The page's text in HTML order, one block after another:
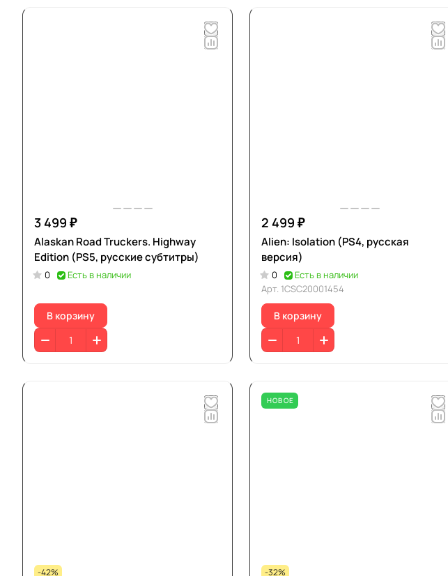
3 499 ₽
Alaskan Road Truckers. Highway
Edition (PS5, русские субтитры)
0 Есть в наличии
В корзину
2 499 ₽
Alien: Isolation (PS4, русская
версия)
0
Есть в наличии
Арт. 1CSC20001454
В корзину
-42%
НОВОЕ
-32%